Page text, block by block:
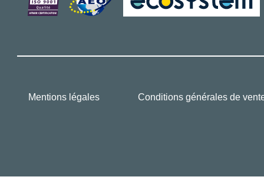
Mentions légales Conditions générales de